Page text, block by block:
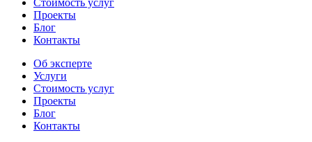
Проекты
Блог
Контакты
Об эксперте
Услуги
Стоимость услуг
Проекты
Блог
Контакты